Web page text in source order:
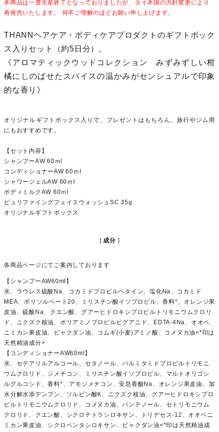
本商品は一度生産終了となっておりましたが、タイ本国の方針変更により
再発売いたします。 何卒ご理解のほどお願い申し上げます。
THANNヘアケア・ボディケアプロダクトのギフトボック
ス入りセット（約5日分）。
《アロマティックウッドコレクション みずみずしい柑
橘にしのばせたスパイスの温かみがセンシュアルで印象
的な香り》
オリジナルギフトボックス入りで、プレゼントはもちろん、旅行やジム用
にもおすすめです。
【セット内容】
シャンプーAW 60ｍl
コンディショナーAW 60ｍl
シャワージェルAW 60ｍl
ボディミルクAW 60ｍl
ピュリファイングフェイスウォッシュSC 35g
オリジナルギフトボックス
成分
各商品ページにてご案内しております
【シャンプーAW60ml】
水、ラウレス硫酸Na、コカミドプロピルベタイン、塩化Na、コカミド
MEA、ポリソルベート20、ミリスチン酸イソプロピル、香料*、オレンジ果
皮油、硫酸Na、クエン酸、グアーヒドロキシプロピルトリモニウムクロリ
ド、ニクズク核油、ポリアミノプロピルビグアニド、EDTA-4Na、オオベ
ニミカン果皮油、ビャクダン油、コムギ(小麦)アミノ酸、コメヌカ油<*印は
天然精油成分>
【コンディショナーAW60ml】
水、セテアリルアルコール、セタノール、パルミタミドプロピルトリモニ
ウムクロリド、ジメチコン、ミリスチン酸イソプロピル、マルトオリゴシ
ルグルコシド、香料*、アモジメチコン、安息香酸Na、オレンジ果皮油、加
水分解水添デンプン、ソルビン酸K、ニクズク核油、グアーヒドロキシプロ
ピルトリモニウムクロリド、コメヌカ油、パンテノール、セトリモニウム
クロリド、クエン酸、シクロテトラシロキサン、トリデセス-12、オオベニ
ミカン果皮油、シクロペンタシロキサン、ビャクダン油<*印は天然精油成